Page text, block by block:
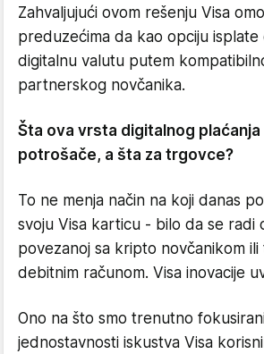
Zahvaljujući ovom rešenju Visa
preduzećima da kao opciju
digitalnu valutu putem
partnerskog novčanika.
Šta ova vrsta digitalnog plaćanja
potrošače, a šta za trgovce?
To ne menja način na koji danas
svoju Visa karticu - bilo da se radi
povezanoj sa kripto novčanikom ili
debitnim računom. Visa inovacije
Ono na što smo trenutno
jednostavnosti iskustva Visa